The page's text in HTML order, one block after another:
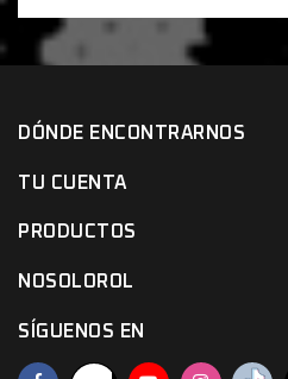
DÓNDE ENCONTRARNOS
TU CUENTA
PRODUCTOS
NOSOLOROL
SÍGUENOS EN